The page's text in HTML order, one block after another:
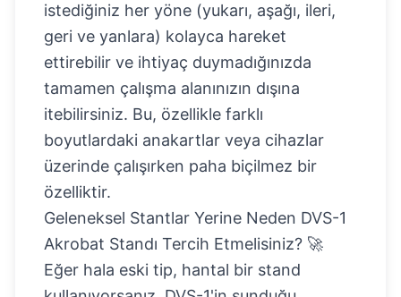
istediğiniz her yöne (yukarı, aşağı, ileri,
geri ve yanlara) kolayca hareket
ettirebilir ve ihtiyaç duymadığınızda
tamamen çalışma alanınızın dışına
itebilirsiniz. Bu, özellikle farklı
boyutlardaki anakartlar veya cihazlar
üzerinde çalışırken paha biçilmez bir
özelliktir.
Geleneksel Stantlar Yerine Neden DVS-1
Akrobat Standı Tercih Etmelisiniz? 🚀
Eğer hala eski tip, hantal bir stand